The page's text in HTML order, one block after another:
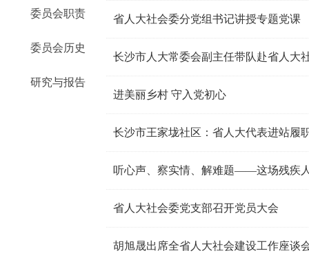
委员会职责
委员会历史
研究与报告
省人大社会委分党组书记讲授专题党课
长沙市人大常委会副主任带队赴省人大
进美丽乡村 守入党初心
长沙市王家垅社区：省人大代表进站履
听心声、察实情、解难题——这场残疾
省人大社会委党支部召开党员大会
胡旭晟出席全省人大社会建设工作座谈